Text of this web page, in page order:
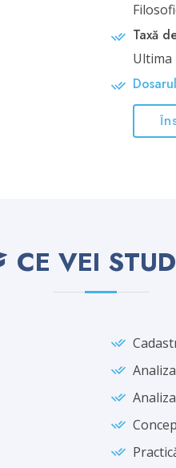
Taxă
Ultima
CE VEI